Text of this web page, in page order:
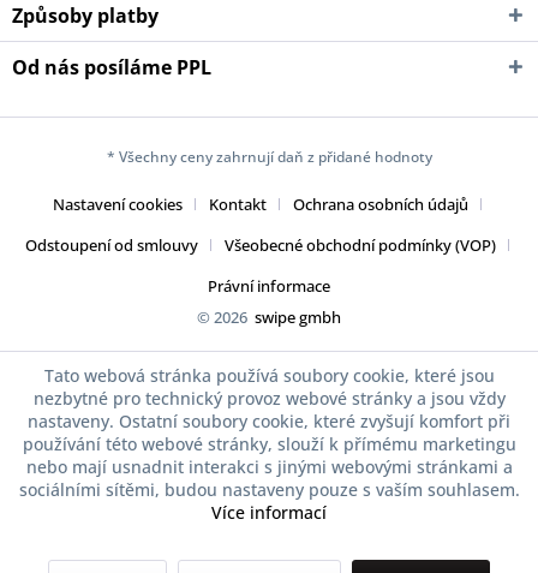
Způsoby platby
Od nás posíláme PPL
* Všechny ceny zahrnují daň z přidané hodnoty
Nastavení cookies Kontakt
Ochrana osobních údajů
Odstoupení od smlouvy
Všeobecné obchodní podmínky (VOP)
Právní informace
© 2026 swipe gmbh
Tato webová stránka používá soubory cookie, které jsou
nezbytné pro technický provoz webové stránky a jsou vždy
nastaveny. Ostatní soubory cookie, které zvyšují komfort při
používání této webové stránky, slouží k přímému marketingu
nebo mají usnadnit interakci s jinými webovými stránkami a
sociálními sítěmi, budou nastaveny pouze s vaším souhlasem.
Více informací